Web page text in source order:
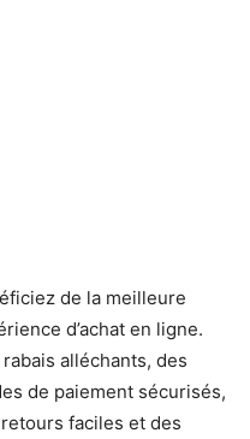
de la meilleure
d’achat en ligne.
rabais alléchants, des
de paiement sécurisés,
faciles et des